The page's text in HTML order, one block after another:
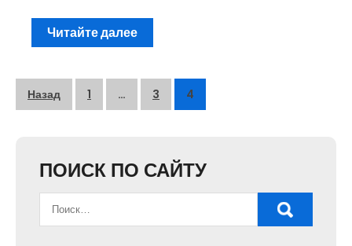
Читайте далее
Пагинация
Назад 1 … 3 4
ПОИСК ПО САЙТУ